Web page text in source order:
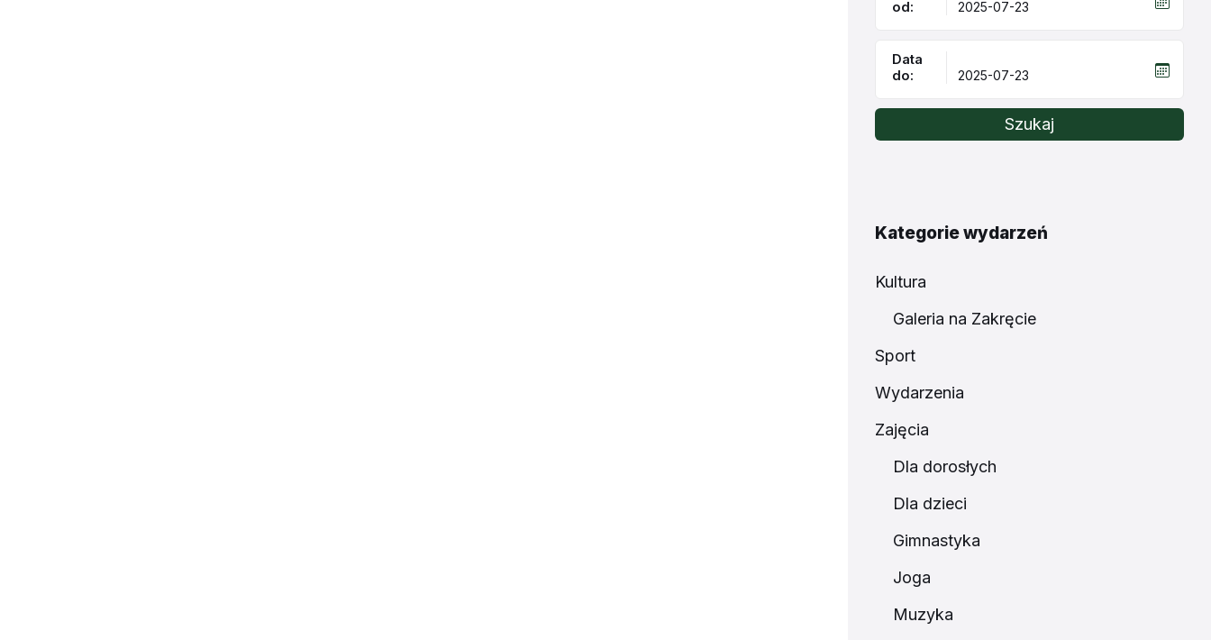
od:
Data
do:
Szukaj
Kategorie wydarzeń
Kultura
Galeria na Zakręcie
Sport
Wydarzenia
Zajęcia
Dla dorosłych
Dla dzieci
Gimnastyka
Joga
Muzyka